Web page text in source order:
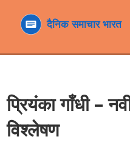
प्रियंका गाँधी –
विश्लेषण